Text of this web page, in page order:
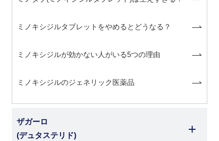
ミノキシジルタブレットをやめるとどうなる？
ミノキシジルが効かない人がいる5つの理由
ミノキシジルのジェネリック医薬品
ザガーロ
(デュタステリド)